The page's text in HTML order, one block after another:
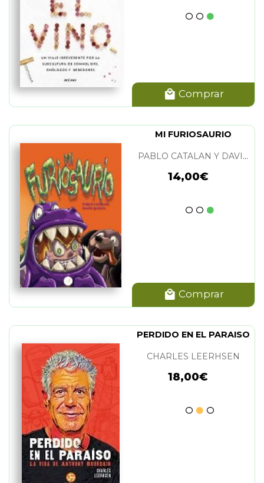
Comprar
MI FURIOSAURIO
PABLO CATALAN Y DAVID QUEROL
14,00€
Comprar
PERDIDO EN EL PARAISO
CHARLES LEERHSEN
18,00€